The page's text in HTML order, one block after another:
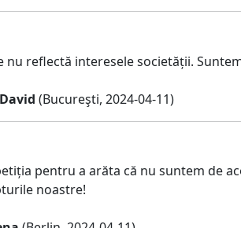
nu reflectă interesele societății.
(Bucureşti, 2024-04-11)
pentru a arăta că nu suntem de
noastre!